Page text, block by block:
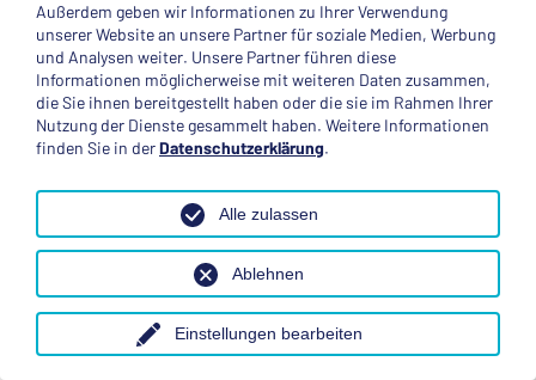
Teilnahme am High School-Programm und Vorlage
eines Buchungsformulars
Vorbereitung
Zur Vorbereitung wird ein Vorbereitungstreffen
veranstaltet und ein Schüler-Handbuch
Fragen in persönlichen Gesprächen geklärt werden.
Auf dem Vorbereitungstreffen soll der Teilnehmer fit
gemacht werden für das Leben in einem fremden
Land, in einer Gastfamilie und für den Besuch der
Gastschule. Unterschiede zwischen den Kulturen,
Außerdem geben wir Informationen zu Ihrer Verwendung
unserer Website an unsere Partner für soziale Medien, Werbung
und Analysen weiter. Unsere Partner führen diese
Informationen möglicherweise mit weiteren Daten zusammen,
die Sie ihnen bereitgestellt haben oder die sie im Rahmen Ihrer
Nutzung der Dienste gesammelt haben. Weitere Informationen
finden Sie in derDatenschutzerklärung.
Einstellungen bearbeiten
Ablehnen
Alle zulassen